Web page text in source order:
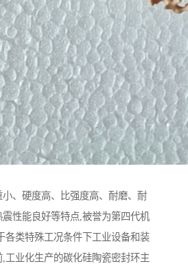
、硬度高、比强度高、耐磨、耐
性能良好等特点,被誉为第四代机
各类特殊工况条件下工业设备和装
工业化生产的碳化硅陶瓷密封环主